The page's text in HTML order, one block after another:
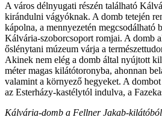
A város délnyugati részén található
kirándulni vágyóknak. A domb tetején
kápolna, a mennyezetén megcsodálható
Kálvária-szoborcsoport romjai. A domb
őslénytani múzeum várja a
Akinek nem elég a domb által nyújtott
méter magas kilátótoronyba, ahonnan
valamint a környező hegyeket. A
az Esterházy-kastélytól indulva, a
Kálvária-domb a Fellner Jakab-